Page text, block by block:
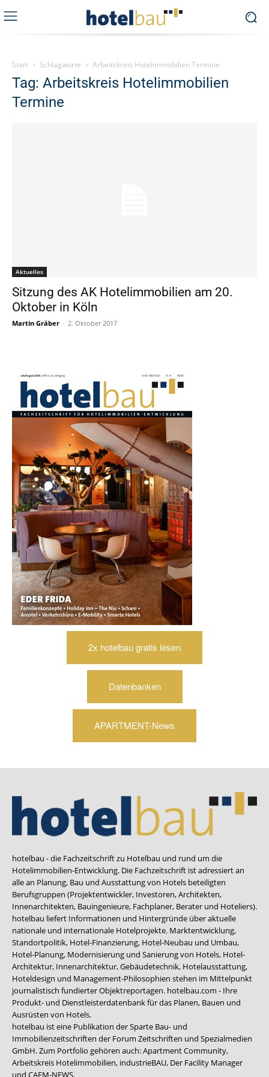
Start Schlagworte Arbeitskreis Hotelimmobilien Termine
Tag: Arbeitskreis Hotelimmobilien
Termine
Aktuelles
Sitzung des AK Hotelimmobilien am 20.
Oktober in Köln
Martin Gräber - 2. Oktober 2017
2x hotelbau gratis lesen
Datenbanken
APARTMENT-News
hotelbau - die Fachzeitschrift zu Hotelbau und rund um die
Hotelimmobilien-Entwicklung. Die Fachzeitschrift ist adressiert an
alle an Planung, Bau und Ausstattung von Hotels beteiligten
Berufsgruppen (Projektentwickler, Investoren, Architekten,
Innenarchitekten, Bauingenieure, Fachplaner, Berater und Hoteliers).
hotelbau liefert Informationen und Hintergründe über aktuelle
nationale und internationale Hotelprojekte. Marktentwicklung,
Standortpolitik, Hotel-Finanzierung, Hotel-Neubau und Umbau,
Hotel-Planung, Modernisierung und Sanierung von Hotels, Hotel-
Architektur, Innenarchitektur, Gebäudetechnik, Hotelausstattung,
Hoteldesign und Management-Philosophien stehen im Mittelpunkt
journalistisch fundierter Objektreportagen. hotelbau.com - Ihre
Produkt- und Dienstleisterdatenbank für das Planen, Bauen und
Ausrüsten von Hotels.
hotelbau ist eine Publikation der Sparte Bau- und
Immobilienzeitschriften der Forum Zeitschriften und Spezialmedien
GmbH. Zum Portfolio gehören auch:Apartment Community,
Arbeitskreis Hotelimmobilien, industrieBAU, Der Facility Manager
und CAFM-NEWS.